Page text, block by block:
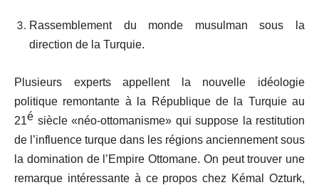
Rassemblement du monde musulman sous la
direction de la Turquie.
Plusieurs experts appellent la nouvelle idéologie
politique remontante à la République de la Turquie au
21é siècle «néo-ottomanisme» qui suppose la restitution
de l’influence turque dans les régions anciennement sous
la domination de l’Empire Ottomane. On peut trouver une
remarque intéressante à ce propos chez Kémal Ozturk,